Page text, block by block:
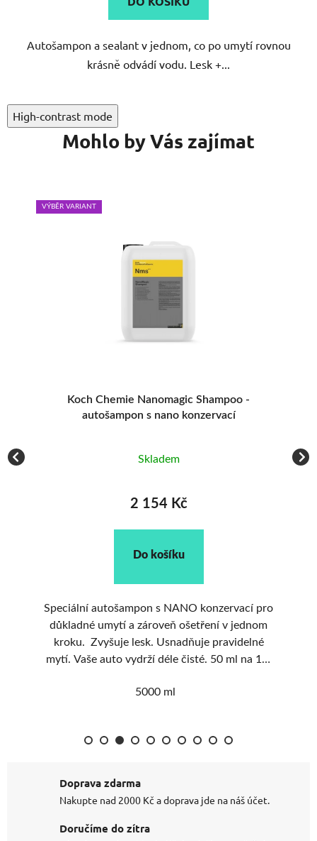
Autošampon a sealant v jednom, co po umytí rovnou
krásně odvádí vodu. Lesk +...
High-contrast mode
Mohlo by Vás zajímat
VÝBĚR VARIANT
Koch Chemie Nanomagic Shampoo -
autošampon s nano konzervací
Skladem
2 154 Kč
Do košíku
Speciální autošampon s NANO konzervací pro
důkladné umytí a zároveň ošetření v jednom
kroku. Zvyšuje lesk. Usnadňuje pravidelné
mytí. Vaše auto vydrží déle čisté. 50 ml na 10l
5000 ml
Doprava zdarma
Nakupte nad 2000 Kč a doprava jde na náš účet.
Doručíme do zítra